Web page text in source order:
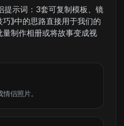
提示词：3套可复制模板、镜
》中的思路直接用于我们的
制作相册或将故事变成视
侣照片。